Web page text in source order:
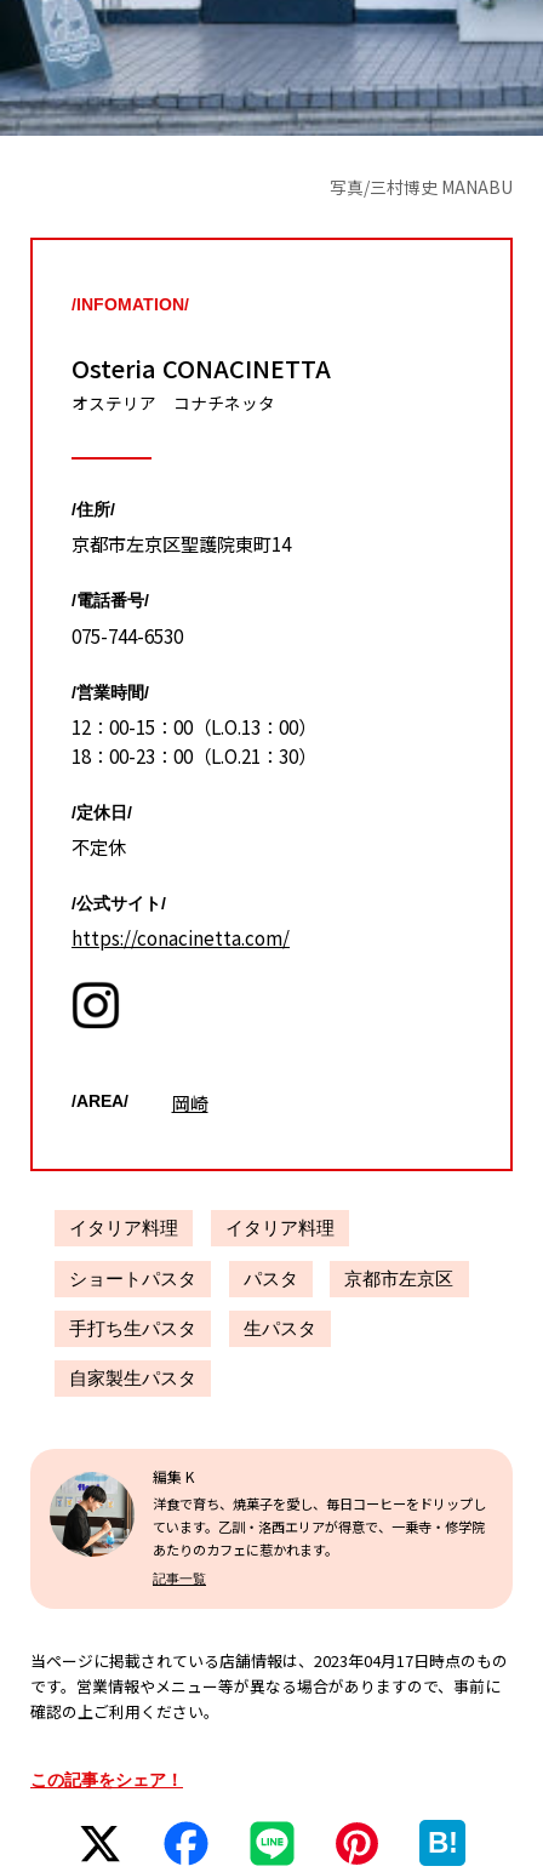
写真/三村博史 MANABU
/INFOMATION/
Osteria CONACINETTA
オステリア コナチネッタ
/住所/
京都市左京区聖護院東町14
/電話番号/
075-744-6530
/営業時間/
12：00-15：00（L.O.13：00）
18：00-23：00（L.O.21：30）
/定休日/
不定休
/公式サイト/
https://conacinetta.com/
/AREA/ 岡崎
イタリア料理 イタリア料理
ショートパスタ パスタ 京都市左京区
手打ち生パスタ 生パスタ
自家製生パスタ
編集 K
洋食で育ち、焼菓子を愛し、毎日コーヒーをドリップし
ています。乙訓・洛西エリアが得意で、一乗寺・修学院
あたりのカフェに惹かれます。
記事一覧
当ページに掲載されている店舗情報は、2023年04月17日時点のもの
です。営業情報やメニュー等が異なる場合がありますので、事前に
確認の上ご利用ください。
この記事をシェア！
B!